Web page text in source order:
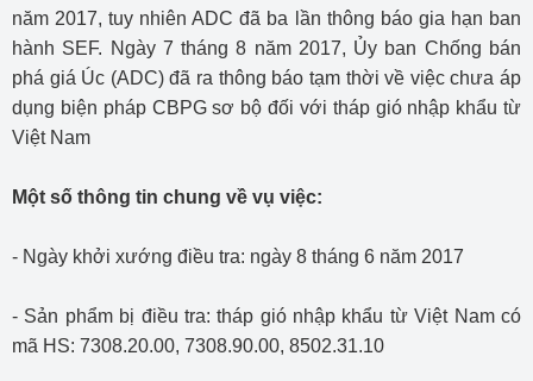
năm 2017, tuy nhiên ADC đã ba lần thông báo gia hạn ban
hành SEF. Ngày 7 tháng 8 năm 2017, Ủy ban Chống bán
phá giá Úc (ADC) đã ra thông báo tạm thời về việc chưa áp
dụng biện pháp CBPG sơ bộ đối với tháp gió nhập khẩu từ
Việt Nam
Một số thông tin chung về vụ việc:
- Ngày khởi xướng điều tra: ngày 8 tháng 6 năm 2017
- Sản phẩm bị điều tra: tháp gió nhập khẩu từ Việt Nam có
mã HS: 7308.20.00, 7308.90.00, 8502.31.10